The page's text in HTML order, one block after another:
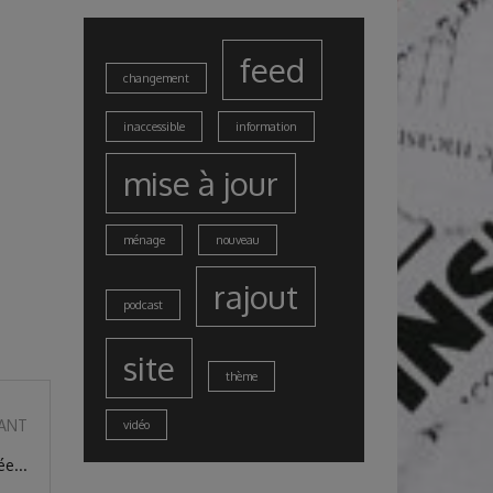
changement feed
inaccessible information
mise à jour
ménage nouveau
podcast
rajout
site
thème
vidéo